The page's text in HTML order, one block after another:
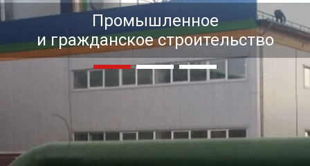
Гражданское строительство
Промышленное
и гражданское строительство